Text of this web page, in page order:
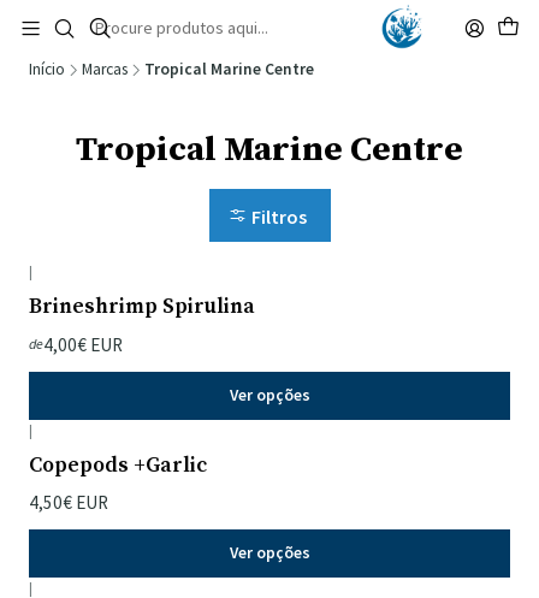
🚚 Portugal Continental: Portes Grátis desde 149,90€ (Envio extresso: 14,90€)
Ler mais
Início Marcas Tropical Marine Centre
Tropical Marine Centre
Filtros
|
Brineshrimp Spirulina
de4,00€ EUR
Ver opções
|
Copepods +Garlic
4,50€ EUR
Ver opções
|